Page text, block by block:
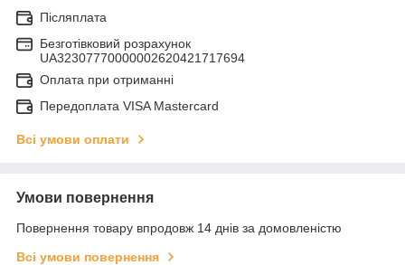
Післяплата
Безготівковий розрахунок
UA32307770000002620421717694
Оплата при отриманні
Передоплата VISA Mastercard
Всі умови оплати
Умови повернення
Повернення товару впродовж 14 днів за домовленістю
Всі умови повернення